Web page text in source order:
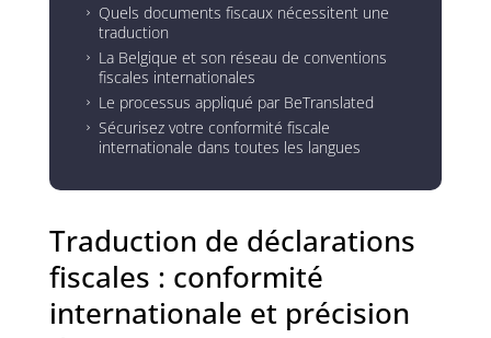
5
Quels documents fiscaux nécessitent une
traduction
5
La Belgique et son réseau de conventions
fiscales internationales
5 Le processus appliqué par BeTranslated
5
Sécurisez votre conformité fiscale
internationale dans toutes les langues
Traduction de déclarations
fiscales : conformité
internationale et précision